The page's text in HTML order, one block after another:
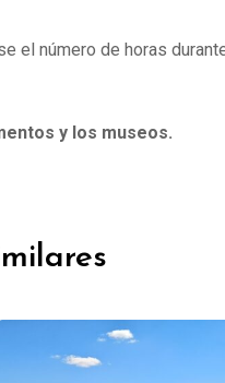
el número de horas
y los museos.